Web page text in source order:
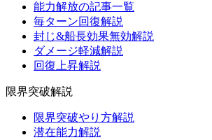
能力解放の記事一覧
毎ターン回復解説
封じ&船長効果無効解説
ダメージ軽減解説
回復上昇解説
限界突破解説
限界突破やり方解説
潜在能力解説